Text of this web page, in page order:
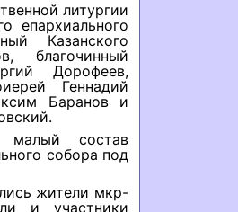
литургии
епархиального
Казанского
благочинный
Дорофеев,
Геннадий
Баранов и
малый состав
собора под
жители мкр-
и участники